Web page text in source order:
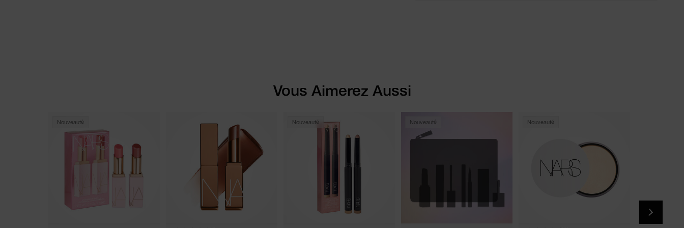
Vous Aimerez Aussi
Nouveauté Nouveauté Nouveauté Nouveauté